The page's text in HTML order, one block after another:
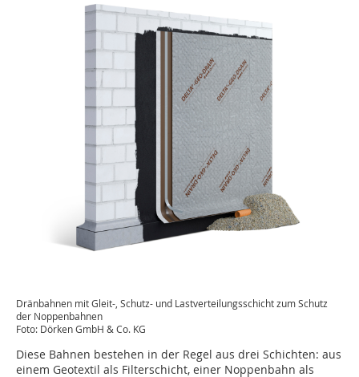
Dränbahnen mit Gleit-, Schutz- und Lastverteilungsschicht zum Schutz
der Noppenbahnen
Foto: Dörken GmbH & Co. KG
Diese Bahnen bestehen in der Regel aus drei Schichten: aus
einem Geotextil als Filterschicht, einer Noppenbahn als